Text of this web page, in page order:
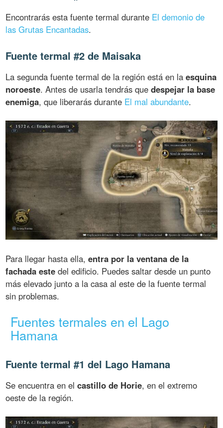
Encontrarás esta fuente termal durante El demonio de
las Grutas Encantadas.
Fuente termal #2 de Maisaka
La segunda fuente termal de la región está en laesquina
noroeste. Antes de usarla tendrás quedespejar la base
enemiga, que liberarás durante El mal abundante.
Para llegar hasta ella,entra por la ventana de la
fachada este del edificio. Puedes saltar desde un punto
más elevado junto a la casa al este de la fuente termal
sin problemas.
Fuentes termales en el Lago
Hamana
Fuente termal #1 del Lago Hamana
Se encuentra en elcastillo de Horie, en el extremo
oeste de la región.